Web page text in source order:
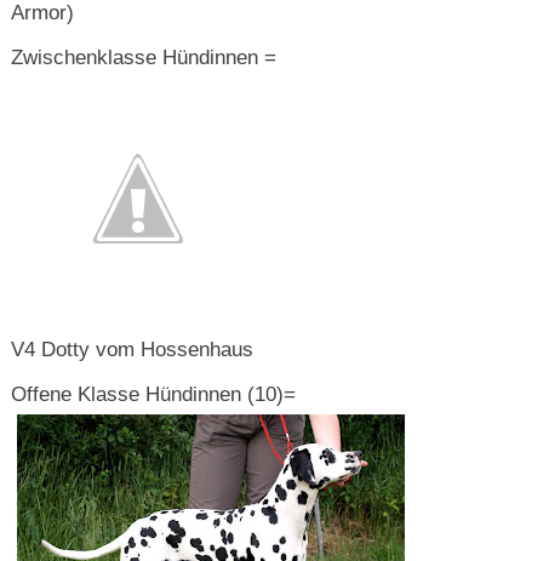
Armor)
Zwischenklasse Hündinnen =
V4 Dotty vom Hossenhaus
Offene Klasse Hündinnen (10)=